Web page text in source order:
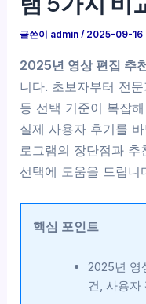
글쓴이 admin/ 2025-09-16
2025년 영상 편집 추
니다. 초보자부터 전
등 선택 기준이 복잡
실제 사용자 후기를
로그램의 장단점과
선택에 도움을 드립니
핵심 포인트
2025년 영
건, 사용자